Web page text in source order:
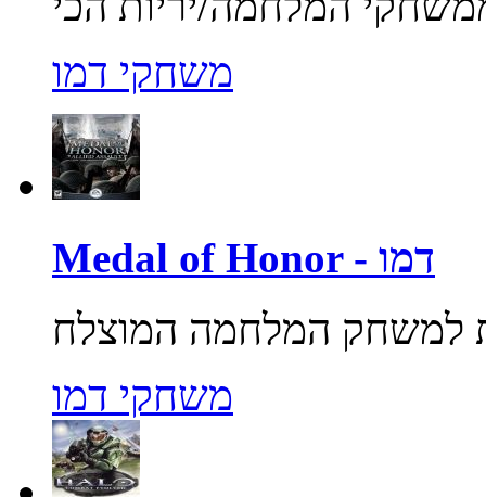
משחקי דמו
Medal of Honor - דמו
משחקי דמו